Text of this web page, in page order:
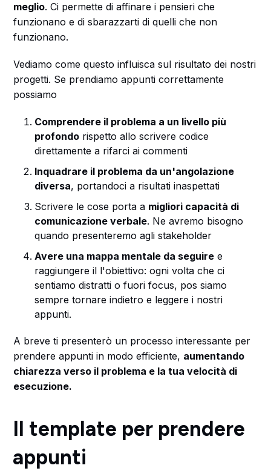
meglio. Ci permette di affinare i pensieri che
funzionano e di sbarazzarti di quelli che non
funzionano.
Vediamo come questo influisca sul risultato dei nostri
progetti. Se prendiamo appunti correttamente
possiamo
Comprendere il problema a un livello più
profondo rispetto allo scrivere codice
direttamente a rifarci ai commenti
Inquadrare il problema da un'angolazione
diversa, portandoci a risultati inaspettati
Scrivere le cose porta a migliori capacità di
comunicazione verbale. Ne avremo bisogno
quando presenteremo agli stakeholder
Avere una mappa mentale da seguire e
raggiungere il l'obiettivo: ogni volta che ci
sentiamo distratti o fuori focus, pos siamo
sempre tornare indietro e leggere i nostri
appunti.
A breve ti presenterò un processo interessante per
prendere appunti in modo efficiente, aumentando
chiarezza verso il problema e la tua velocità di
esecuzione.
Il template per prendere
appunti